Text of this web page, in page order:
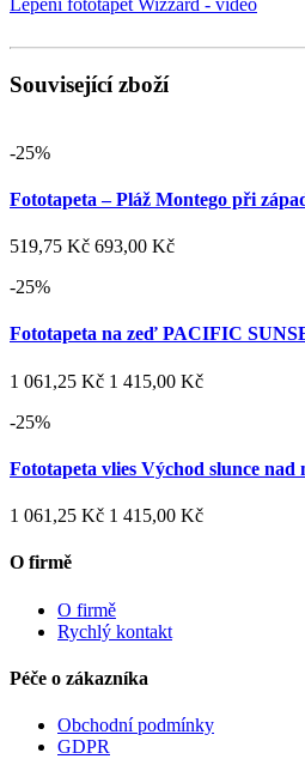
Lepení fototapet Wizzard - video
Související zboží
-25%
Fototapeta – Pláž Montego při
519,75 Kč 693,00 Kč
-25%
Fototapeta na zeď PACIFIC
1 061,25 Kč 1 415,00 Kč
-25%
Fototapeta vlies Východ slunce nad
1 061,25 Kč 1 415,00 Kč
O firmě
O firmě
Rychlý kontakt
Péče o zákazníka
Obchodní podmínky
GDPR